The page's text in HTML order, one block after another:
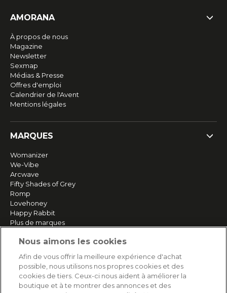
AMORANA
À propos de nous
Magazine
Newsletter
Sexmap
Médias & Presse
Offres d'emploi
Calendrier de l'Avent
Mentions légales
MARQUES
Womanizer
We-Vibe
Arcwave
Fifty Shades of Grey
Romp
Lovehoney
Happy Rabbit
Plus de marques
SERVICE
Livraison rapide et gratuite
Retours & remboursements
Nous aimons les cookies
Afin de vous offrir la meilleure expérience d'achat
possible, nous utilisons nos propres cookies et des
cookies de tiers. Ceux-ci nous aident à améliorer la
boutique et à te montrer des annonces et des